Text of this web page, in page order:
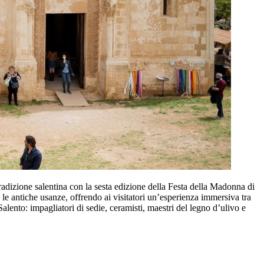
salentina con la sesta edizione della Festa della Madonna di
antiche usanze, offrendo ai visitatori un’esperienza immersiva tra
impagliatori di sedie, ceramisti, maestri del legno d’ulivo e